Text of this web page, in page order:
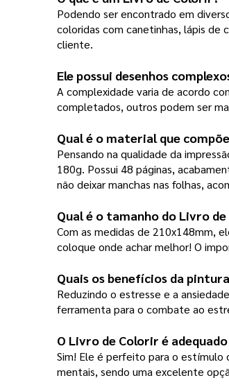
Podendo ser encontrado em
coloridas com canetinhas, lápis de
cliente.
Ele possui desenhos
A complexidade varia de acordo
completados, outros podem ser
Qual é o material que
Pensando na qualidade da
180g. Possui 48 páginas,
não deixar manchas nas folhas,
Qual é o tamanho do Livro
Com as medidas de 210x148mm,
coloque onde achar melhor! O
Quais os benefícios da
Reduzindo o estresse e a
ferramenta para o combate ao
O Livro de Colorir é
Sim! Ele é perfeito para o estímulo
mentais, sendo uma excelente